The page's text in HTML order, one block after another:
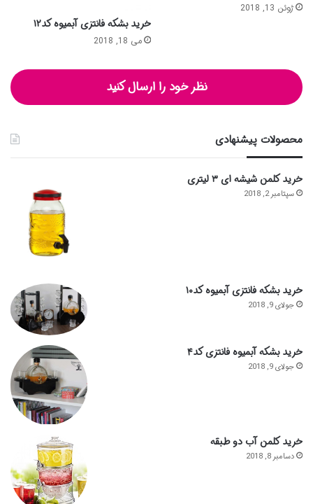
ژوئن 13, 2018
خرید بشکه فانتزی آبمیوه کد۱۲
می 18, 2018
نظر خود را ارسال کنید
محصولات پیشنهادی
خرید کلمن شیشه ای ۳ لیتری
سپتامبر 2, 2018
خرید بشکه فانتزی آبمیوه کد۱۰
جولای 9, 2018
خرید بشکه آبمیوه فانتزی کد۴
جولای 9, 2018
خرید کلمن آب دو طبقه
دسامبر 8, 2018